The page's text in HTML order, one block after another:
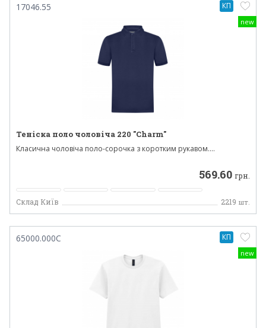
new
17046.55
Теніска поло чоловіча 220 "Charm"
Класична чоловіча поло-сорочка з коротким рукавом....
569.60 грн.
Склад Київ 2219 шт.
КП
new
65000.000C КП